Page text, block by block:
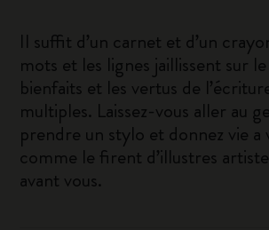
Il suffit d’un carnet et d’un
mots et les lignes jaillissent sur
bienfaits et les vertus de
multiples. Laissez-vous aller au
prendre un stylo et donnez vie a
comme le firent d’illustres
avant vous.